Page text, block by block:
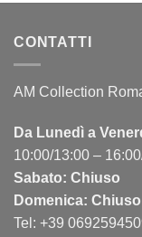
CONTATTI
AM Collection
Da Lunedì a
10:00/13:00 –
Sabato: Chiuso
Domenica: Chiuso
Tel: +39